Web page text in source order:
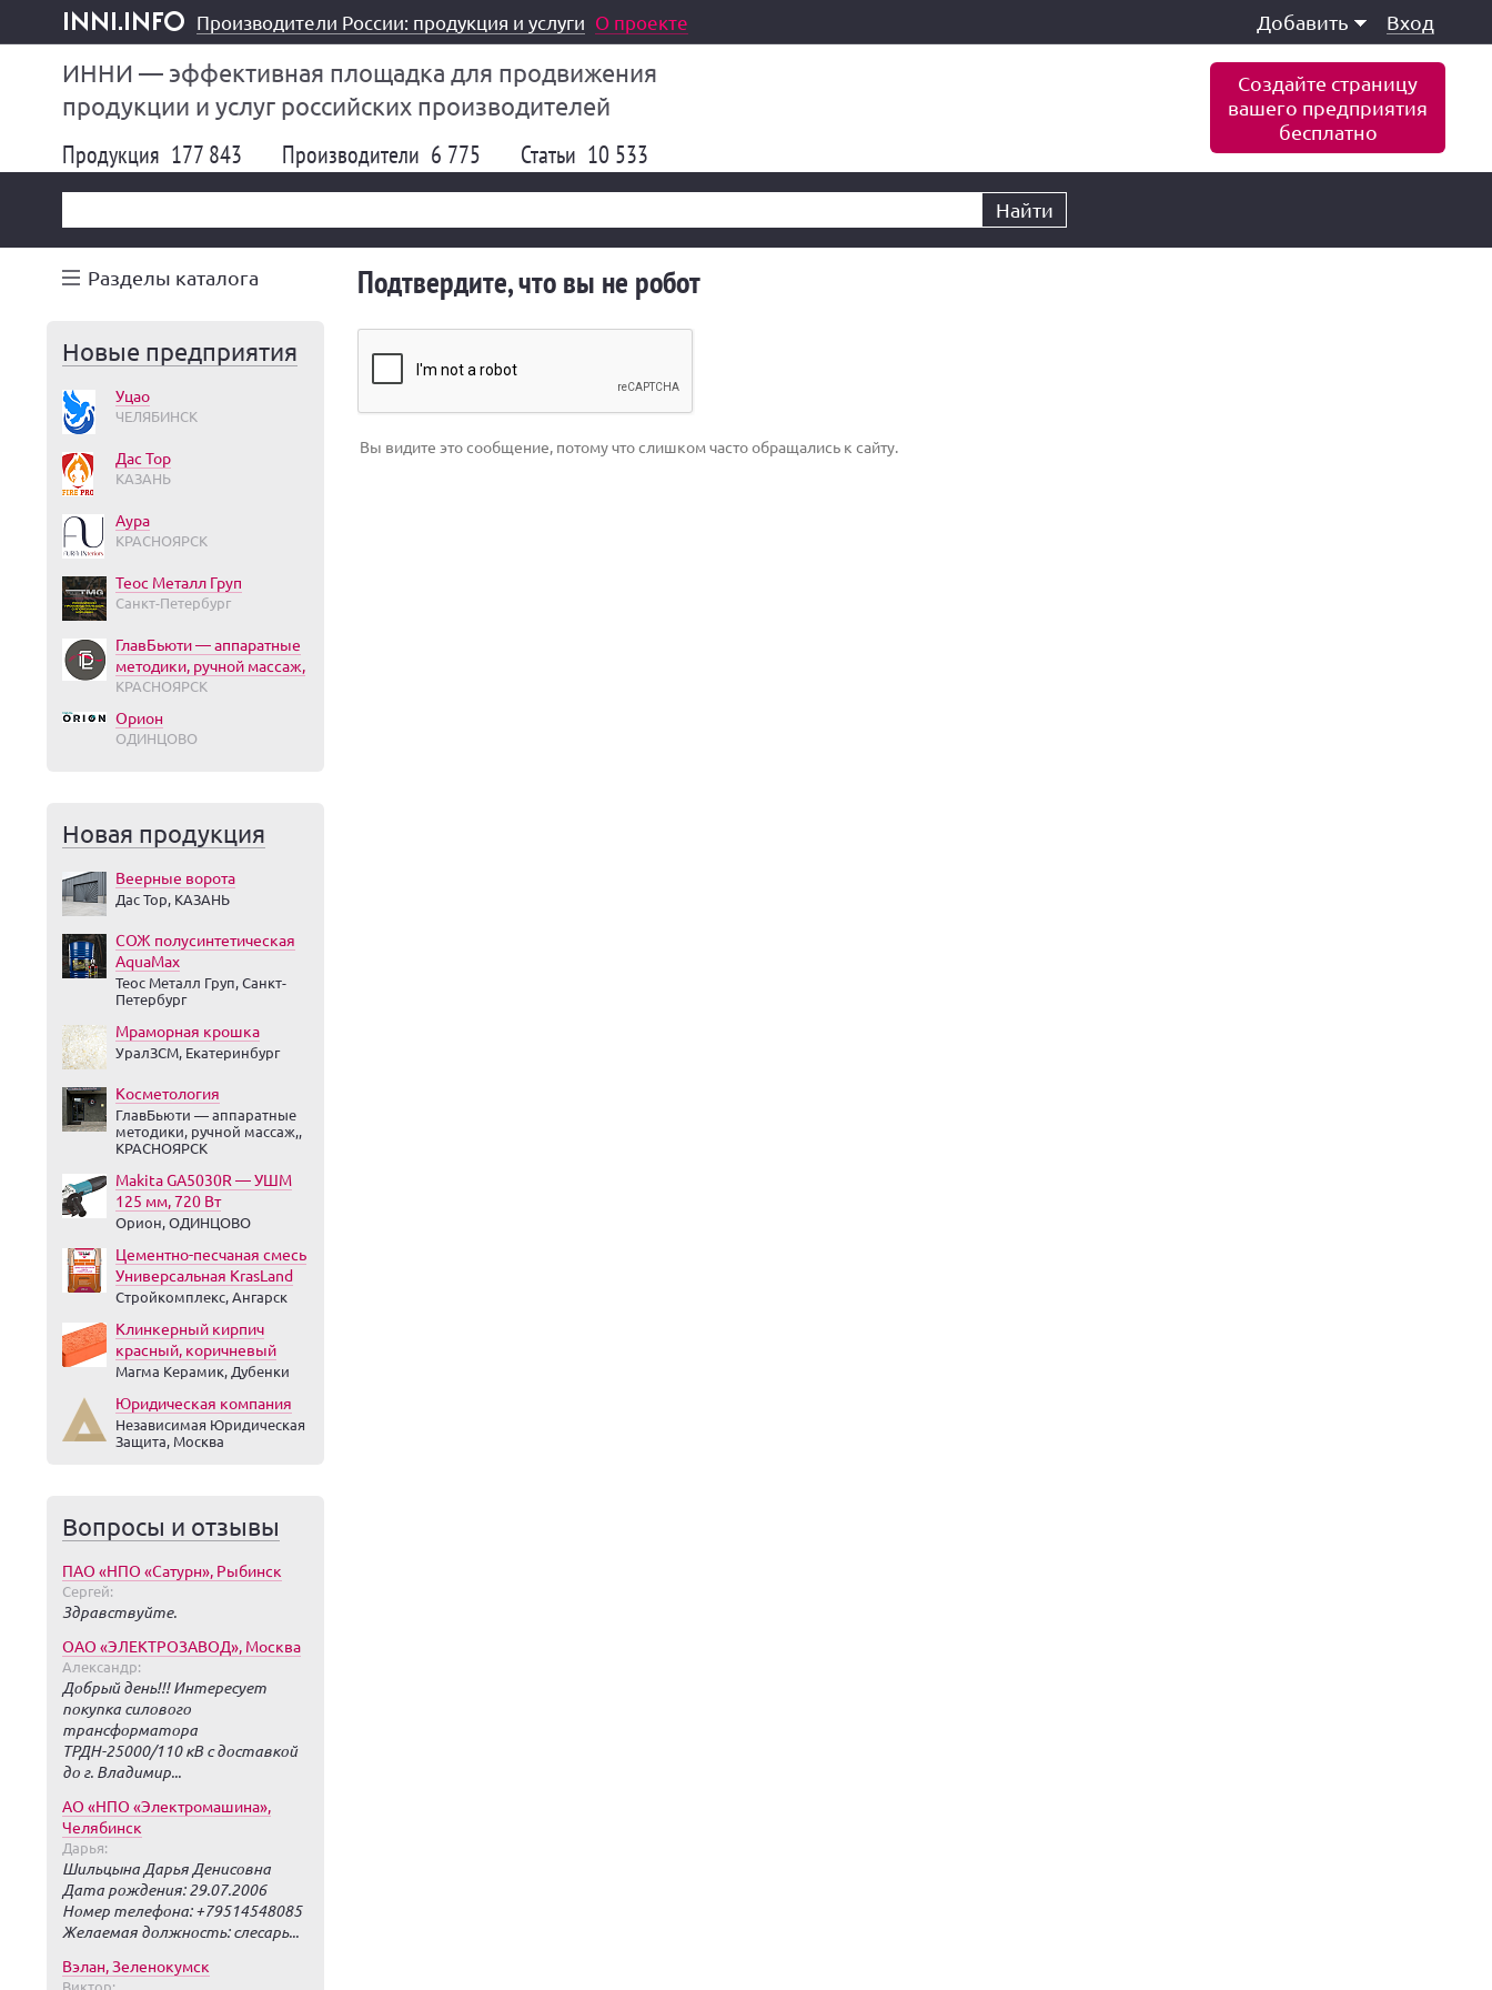
inni.info
Производители России: продукция и услуги О проекте Добавить Вход
ИННИ — эффективная площадка для продвижения
продукции и услуг российских производителей
Создайте страницу
вашего предприятия
бесплатно
Продукция 177 843 Производители 6 775 Статьи 10 533
Найти
Разделы каталога
Новые предприятия
Уцао
ЧЕЛЯБИНСК
Дас Тор
КАЗАНЬ
Аура
КРАСНОЯРСК
Теос Металл Груп
Санкт-Петербург
ГлавБьюти — аппаратные
методики, ручной массаж,
КРАСНОЯРСК
Орион
ОДИНЦОВО
Новая продукция
Веерные ворота
Дас Тор, КАЗАНЬ
СОЖ полусинтетическая
AquaMax
Теос Металл Груп, Санкт-
Петербург
Мраморная крошка
УралЗСМ, Екатеринбург
Косметология
ГлавБьюти — аппаратные
методики, ручной массаж,,
КРАСНОЯРСК
Makita GA5030R — УШМ
125 мм, 720 Вт
Орион, ОДИНЦОВО
Цементно-песчаная смесь
Универсальная KrasLand
Стройкомплекс, Ангарск
Клинкерный кирпич
красный, коричневый
Магма Керамик, Дубенки
Юридическая компания
Независимая Юридическая
Защита, Москва
Вопросы и отзывы
ПАО «НПО «Сатурн», Рыбинск
Сергей:
Здравствуйте.
ОАО «ЭЛЕКТРОЗАВОД», Москва
Александр:
Добрый день!!! Интересует
покупка силового
трансформатора
ТРДН-25000/110 кВ с доставкой
до г. Владимир...
АО «НПО «Электромашина»,
Челябинск
Дарья:
Шильцына Дарья Денисовна
Дата рождения: 29.07.2006
Номер телефона: +79514548085
Желаемая должность: слесарь...
Вэлан, Зеленокумск
Виктор:
Подтвердите, что вы не робот
Вы видите это сообщение, потому что слишком часто обращались к сайту.